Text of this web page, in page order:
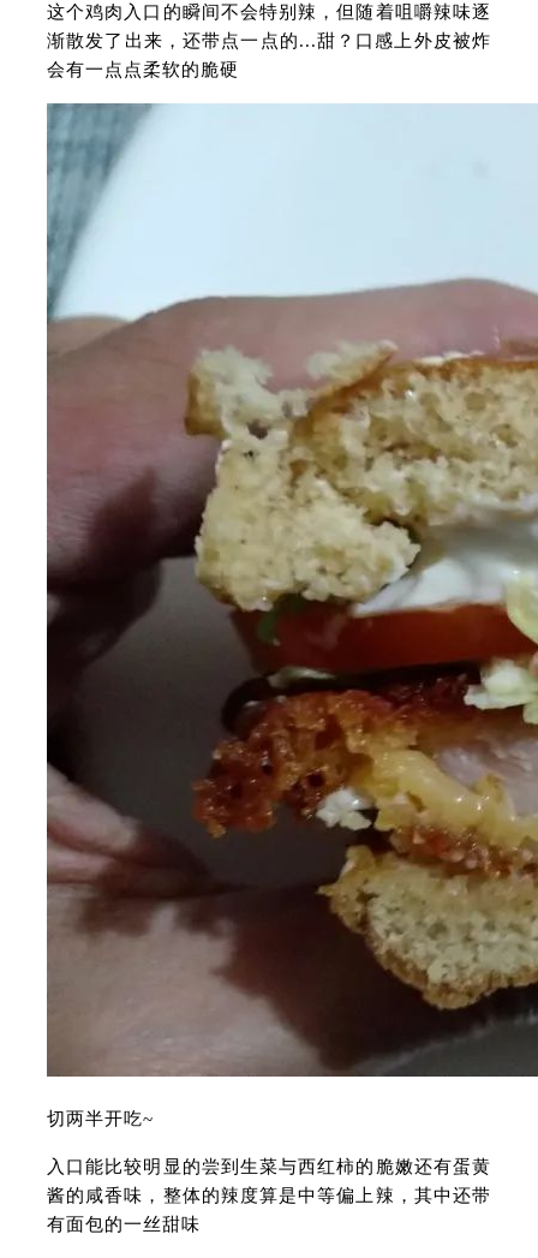
这个鸡肉入口的瞬间不会特别辣，但随着咀嚼辣味逐
渐散发了出来，还带点一点的...甜？口感上外皮被炸
会有一点点柔软的脆硬
切两半开吃~
入口能比较明显的尝到生菜与西红柿的脆嫩还有蛋黄
酱的咸香味，整体的辣度算是中等偏上辣，其中还带
有面包的一丝甜味